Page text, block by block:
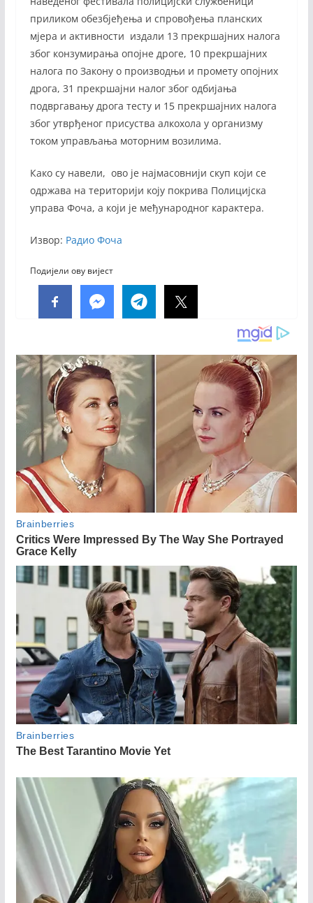
приликом обезбјеђења и спровођења планских
мјера и активности издали 13 прекршајних налога
због конзумирања опојне дроге, 10 прекршајних
налога по Закону о производњи и промету опојних
дрога, 31 прекршајни налог због одбијања
подвргавању дрога тесту и 15 прекршајних налога
због утврђеног присуства алкохола у организму
током управљања моторним возилима.
Како су навели, ово је најмасовнији скуп који се
одржава на територији коју покрива Полицијска
управа Фоча, а који је међународног карактера.
Извор: Радио Фоча
Подијели ову вијест